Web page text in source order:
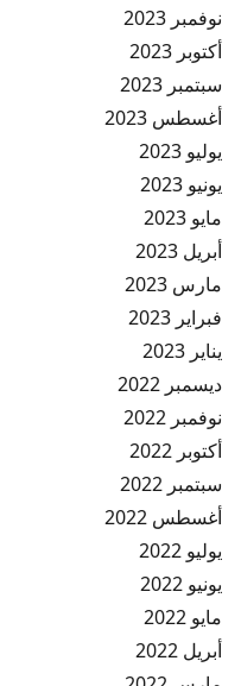
نوفمبر 2023
أكتوبر 2023
سبتمبر 2023
أغسطس 2023
يوليو 2023
يونيو 2023
مايو 2023
أبريل 2023
مارس 2023
فبراير 2023
يناير 2023
ديسمبر 2022
نوفمبر 2022
أكتوبر 2022
سبتمبر 2022
أغسطس 2022
يوليو 2022
يونيو 2022
مايو 2022
أبريل 2022